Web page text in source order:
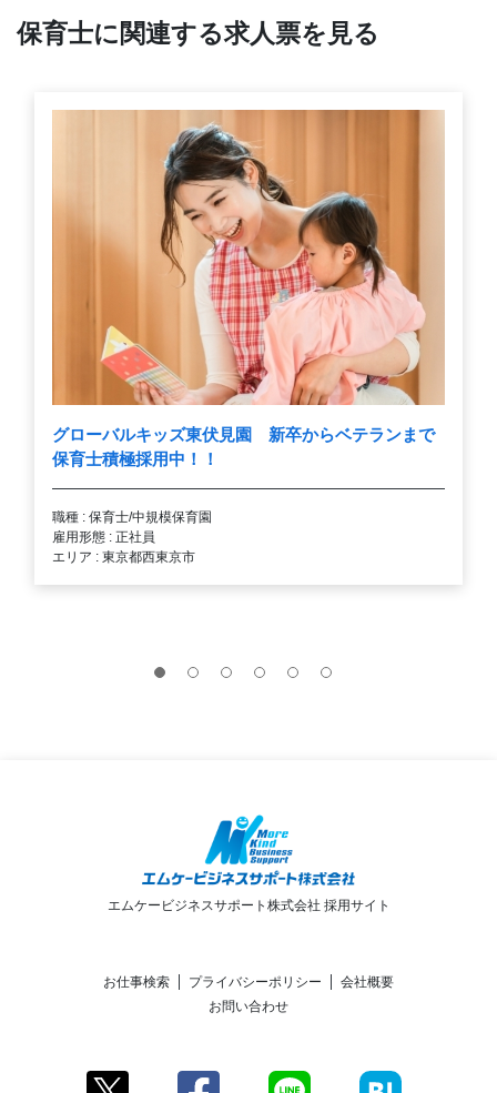
保育士に関連する求人票を見る
グローバルキッズ東伏見園 新卒からベテランまで
保育士積極採用中！！
職種 : 保育士/中規模保育園
雇用形態 : 正社員
エリア : 東京都西東京市
エムケービジネスサポート株式会社 採用サイト
お仕事検索 プライバシーポリシー
会社概要
お問い合わせ